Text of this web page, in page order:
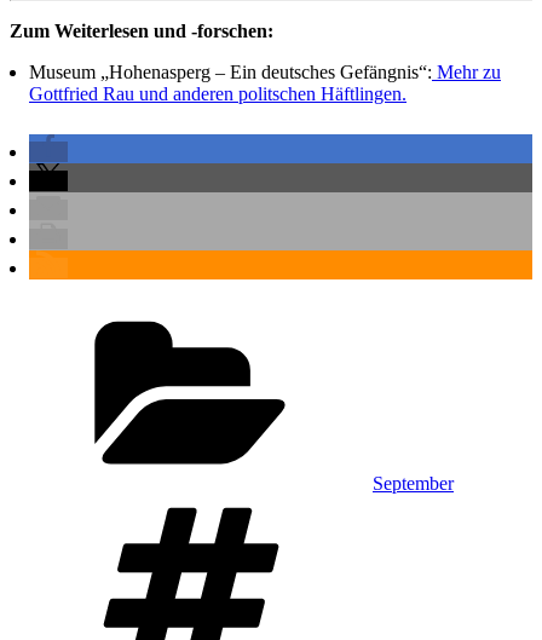
Zum Weiterlesen und -forschen:
Museum „Hohenasperg – Ein deutsches Gefängnis“: Mehr zu
Gottfried Rau und anderen politschen Häftlingen.
September